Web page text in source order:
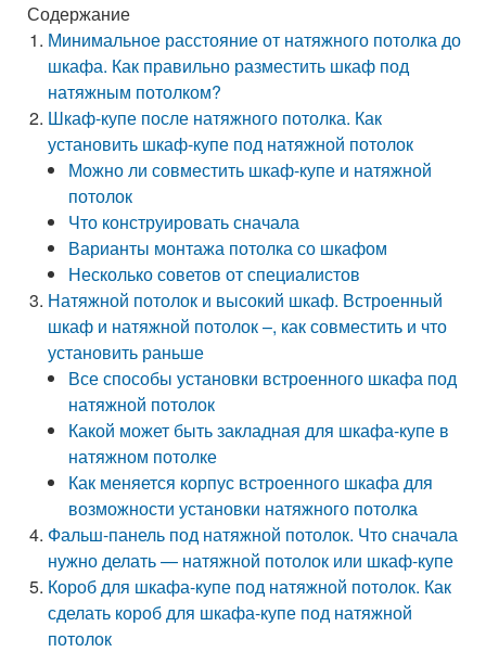
Содержание
Минимальное расстояние от натяжного потолка до
шкафа. Как правильно разместить шкаф под
натяжным потолком?
Шкаф-купе после натяжного потолка. Как
установить шкаф-купе под натяжной потолок
Можно ли совместить шкаф-купе и натяжной
потолок
Что конструировать сначала
Варианты монтажа потолка со шкафом
Несколько советов от специалистов
Натяжной потолок и высокий шкаф. Встроенный
шкаф и натяжной потолок –, как совместить и что
установить раньше
Все способы установки встроенного шкафа под
натяжной потолок
Какой может быть закладная для шкафа-купе в
натяжном потолке
Как меняется корпус встроенного шкафа для
возможности установки натяжного потолка
Фальш-панель под натяжной потолок. Что сначала
нужно делать — натяжной потолок или шкаф-купе
Короб для шкафа-купе под натяжной потолок. Как
сделать короб для шкафа-купе под натяжной
потолок